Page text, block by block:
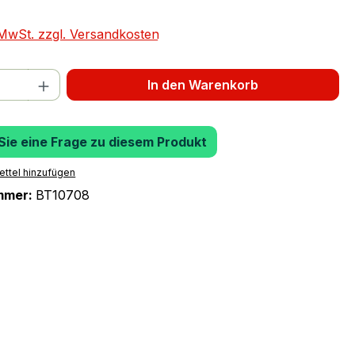
zzgl. Versandkosten
Gib den gewünschten Wert
In den Warenkorb
eine Frage zu diesem Produkt
hinzufügen
BT10708